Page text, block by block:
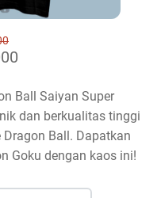
Ball Saiyan Super
dan berkualitas tinggi
Ball. Dapatkan
Goku dengan kaos ini!